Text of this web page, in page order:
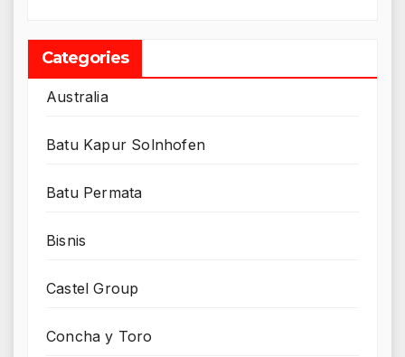
Categories
Australia
Batu Kapur Solnhofen
Batu Permata
Bisnis
Castel Group
Concha y Toro